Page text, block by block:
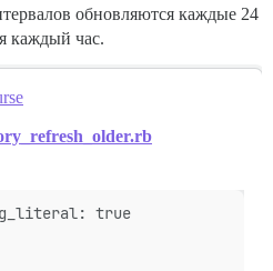
обновляются каждые 24
каждый час.
true